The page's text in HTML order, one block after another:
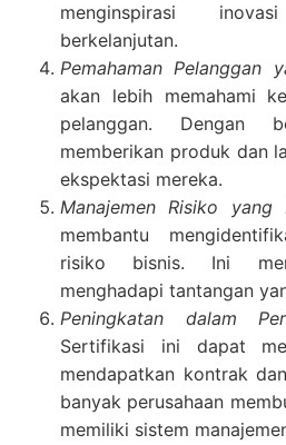
menginspirasi
berkelanjutan.
Pemahaman Pelanggan
akan lebih memahami
pelanggan. Dengan
memberikan produk dan
ekspektasi mereka.
Manajemen Risiko yang
membantu
risiko bisnis. Ini
menghadapi tantangan
Peningkatan dalam
Sertifikasi ini dapat
mendapatkan kontrak
banyak perusahaan
memiliki sistem